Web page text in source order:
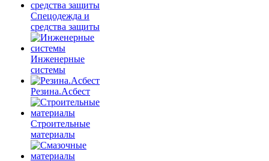
Спецодежда и
средства защиты
Инженерные
системы
Резина.Асбест
Строительные
материалы